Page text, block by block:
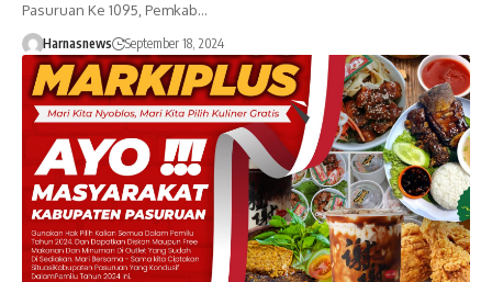
Pasuruan Ke 1095, Pemkab…
Harnasnews September 18, 2024